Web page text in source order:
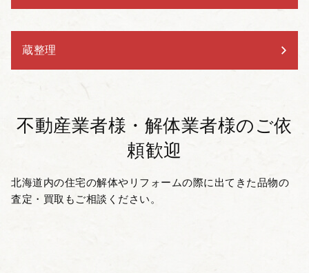
蔵整理
不動産業者様・解体業者様の ご依
頼歓迎
北海道内の住宅の解体やリフォームの際に出てきた品物の
査定・買取もご相談ください。